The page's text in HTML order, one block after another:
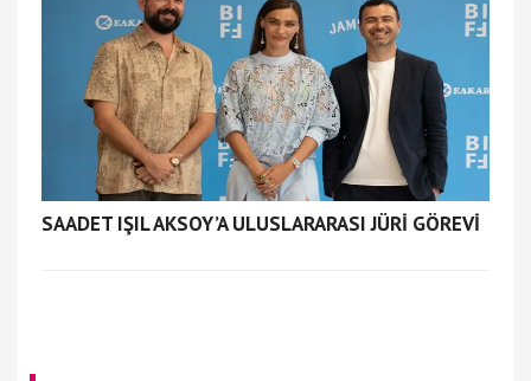
SAADET IŞIL AKSOY’A ULUSLARARASI JÜRİ GÖREVİ